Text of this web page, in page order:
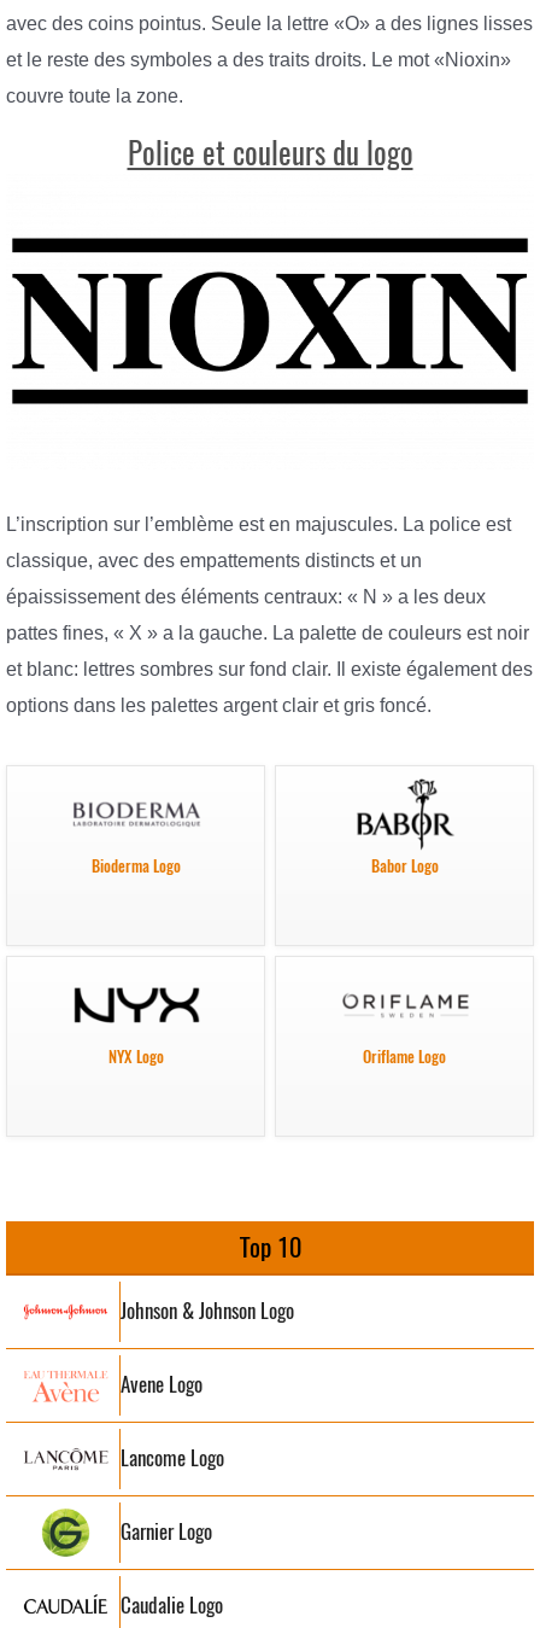
avec des coins pointus. Seule la lettre «O» a des lignes lisses
et le reste des symboles a des traits droits. Le mot «Nioxin»
couvre toute la zone.
Police et couleurs du logo
L’inscription sur l’emblème est en majuscules. La police est
classique, avec des empattements distincts et un
épaississement des éléments centraux: « N » a les deux
pattes fines, « X » a la gauche. La palette de couleurs est noir
et blanc: lettres sombres sur fond clair. Il existe également des
options dans les palettes argent clair et gris foncé.
Bioderma Logo Babor Logo
NYX Logo Oriflame Logo
Top 10
Johnson & Johnson Logo
Avene Logo
Lancome Logo
Garnier Logo
Caudalie Logo